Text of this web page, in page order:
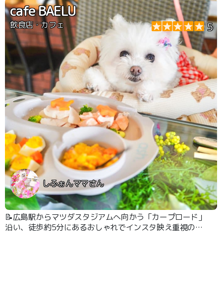
cafe BAELU
飲食店・カフェ 5
しふぉんママさん
📝広島駅からマツダスタジアムへ向かう「カープロード」
沿い、徒歩約5分にあるおしゃれでインスタ映え重視のダ